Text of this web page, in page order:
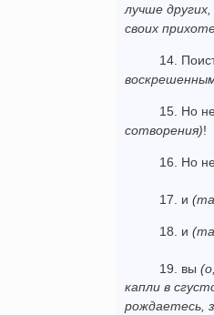
лучше
своих
14.
15. Но
сотворения)!
16. Но
17. и
18. и
19. вы
капли в
рождаетесь,